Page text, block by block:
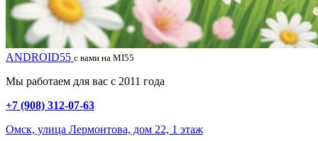
ANDROID55 с вами на MI55
Мы работаем для вас с 2011 года
+7 (908) 312-07-63
Омск, улица Лермонтова, дом 22, 1 этаж